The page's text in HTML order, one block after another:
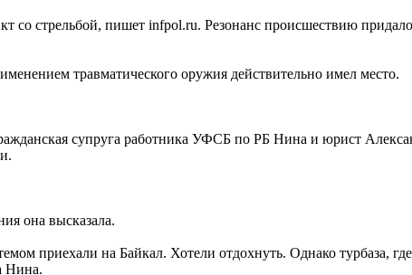
со стрельбой, пишет infpol.ru. Резонанс происшествию
травматического оружия действительно имел место.
супруга работника УФСБ по РБ Нина и юрист
она высказала.
приехали на Байкал. Хотели отдохнуть. Однако турбаза, где
Нина.